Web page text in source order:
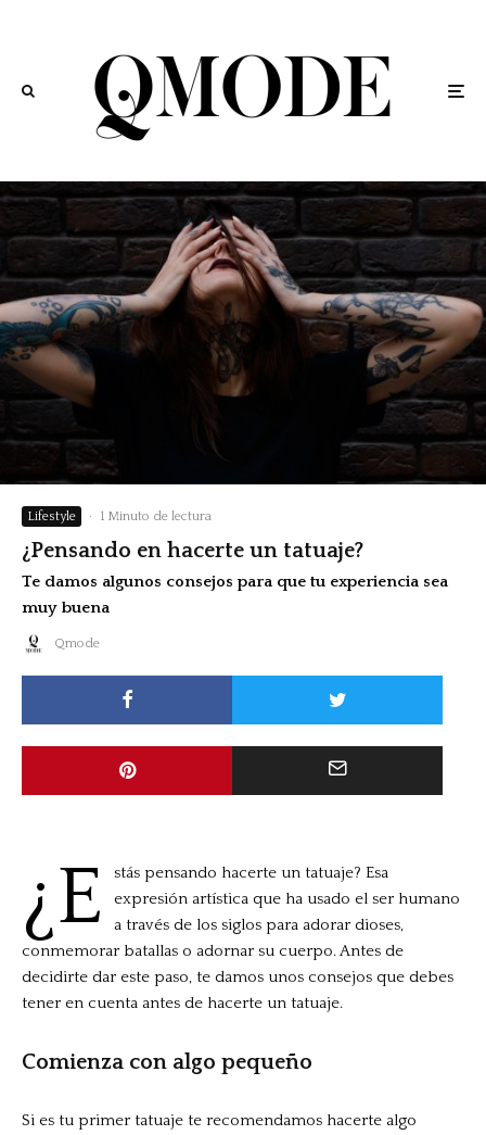
Lifestyle · 1 Minuto de lectura
¿Pensando en hacerte un tatuaje?
Te damos algunos consejos para que tu experiencia sea
muy buena
Qmode
¿E
stás pensando hacerte un tatuaje? Esa
expresión artística que ha usado el ser humano
a través de los siglos para adorar dioses,
conmemorar batallas o adornar su cuerpo. Antes de
decidirte dar este paso, te damos unos consejos que debes
tener en cuenta antes de hacerte un tatuaje.
Comienza con algo pequeño
Si es tu primer tatuaje te recomendamos hacerte algo